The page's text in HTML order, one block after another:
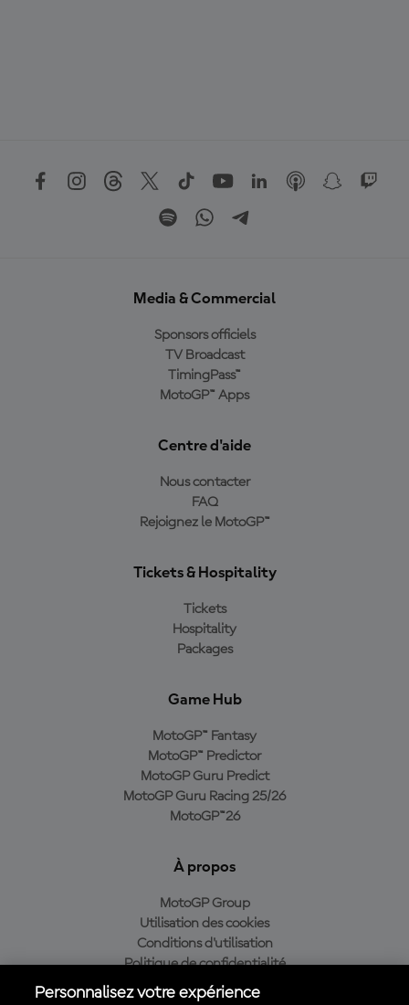
Media & Commercial
Sponsors officiels
TV Broadcast
TimingPass™
MotoGP™ Apps
Centre d'aide
Nous contacter
FAQ
Rejoignez le MotoGP™
Tickets & Hospitality
Tickets
Hospitality
Packages
Game Hub
MotoGP™ Fantasy
MotoGP™ Predictor
MotoGP Guru Predict
MotoGP Guru Racing 25/26
MotoGP™26
À propos
MotoGP Group
Utilisation des cookies
Conditions d'utilisation
Politique de confidentialité
Politique d’achat
Personnalisez votre expérience